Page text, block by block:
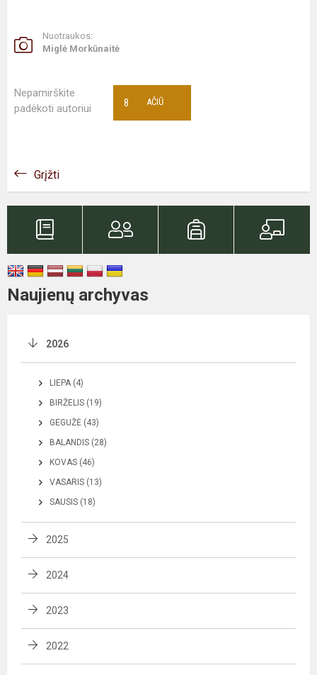
Nuotraukos:
Miglė Morkūnaitė
Nepamirškite
padėkoti autoriui
AČIŪ
8
Grįžti
Naujienų archyvas
2026
LIEPA (4)
BIRŽELIS (19)
GEGUŽĖ (43)
BALANDIS (28)
KOVAS (46)
VASARIS (13)
SAUSIS (18)
2025
2024
2023
2022